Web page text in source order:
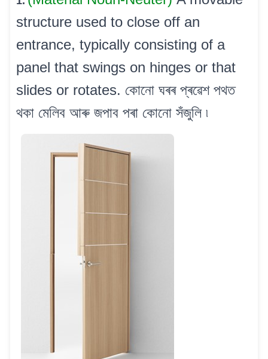
structure used to close off an
entrance, typically consisting of a
panel that swings on hinges or that
slides or rotates. কোনো ঘৰৰ প্ৰৱেশ পথত
থকা মেলিব আৰু জপাব পৰা কোনো সঁজুলি ৷